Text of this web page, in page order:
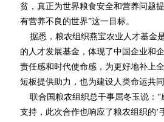
贫，真正为世界粮食安全和营养问题
有营养不良的世界”这一目标。
据悉，粮农组织燕宝农业人才基金
的人才发展基金，体现了中国企业和
责任感和时代使命感，为更好地补上
短板提供助力，也为建设人类命运共
联合国粮农组织总干事屈冬玉说：“
支持，此次合作也响应了粮农组织的‘